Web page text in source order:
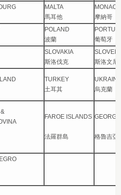
MALTA
馬耳他
MONACO
摩納哥
POLAND
波蘭
葡萄牙
SLOVAKIA
斯洛伐克
斯洛文尼
TURKEY
土耳其
UKRAINE
烏克蘭
FAROE ISLANDS
法羅群島 格魯吉亞